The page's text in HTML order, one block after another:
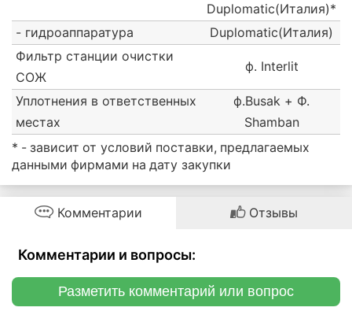
Duplomatic(Италия)*
- гидроаппаратура
Duplomatic(Италия)
Фильтр станции очистки
СОЖ
ф. Interlit
Уплотнения в ответственных
местах
ф.Busak + Ф.
Shamban
* - зависит от условий поставки, предлагаемых
данными фирмами на дату закупки
Комментарии Отзывы
Комментарии и вопросы:
Разметить комментарий или вопрос